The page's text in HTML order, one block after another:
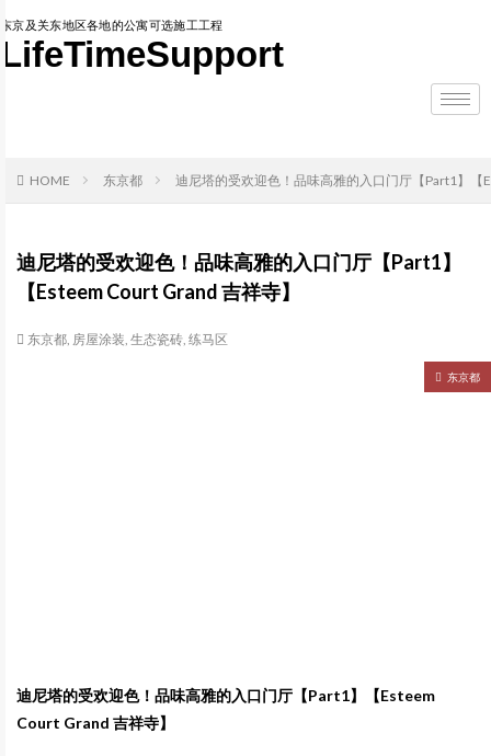
东京及关东地区各地的公寓可选施工工程
LifeTimeSupport
HOME 东京都 迪尼塔的受欢迎色！品味高雅的入口门厅【Part1】【
迪尼塔的受欢迎色！品味高雅的入口门厅【Part1】
【Esteem Court Grand 吉祥寺】
东京都, 房屋涂装, 生态瓷砖, 练马区
东京都
迪尼塔的受欢迎色！品味高雅的入口门厅【Part1】【Esteem
Court Grand 吉祥寺】